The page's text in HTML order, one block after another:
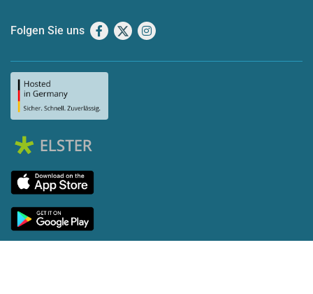
Folgen Sie uns Facebook
X Instagram